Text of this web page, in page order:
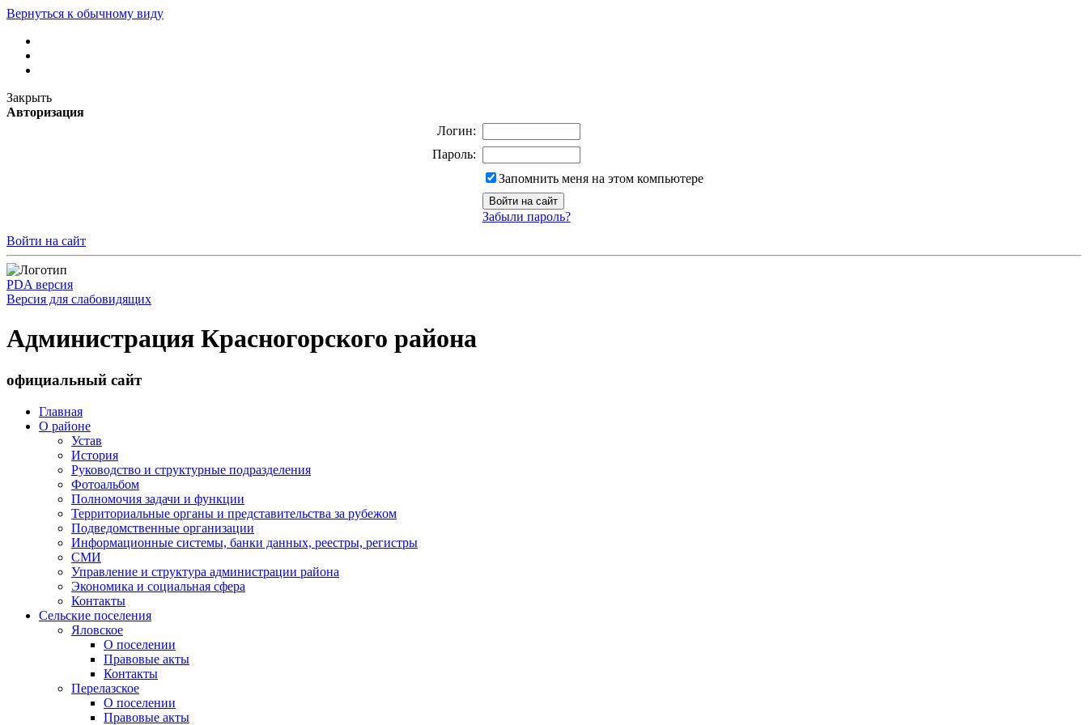
Вернуться к обычному виду
Закрыть
Авторизация
Логин:
Пароль:
Запомнить меня на этом компьютере
Забыли пароль?
Войти на сайт
PDA версия
Версия для слабовидящих
Администрация Красногорского района
официальный сайт
Главная
О районе
Устав
История
Руководство и структурные подразделения
Фотоальбом
Полномочия задачи и функции
Территориальные органы и представительства за рубежом
Подведомственные организации
Информационные системы, банки данных, реестры, регистры
СМИ
Управление и структура администрации района
Экономика и социальная сфера
Контакты
Сельские поселения
Яловское
О поселении
Правовые акты
Контакты
Перелазское
О поселении
Правовые акты